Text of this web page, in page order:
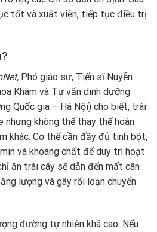
tốt và xuất viện, tiếp tục điều trị
Phó giáo sư, Tiến sĩ Nuyễn
Khám và Tư vấn dinh dưỡng
Quốc gia – Hà Nội) cho biết, trái
không thể thay thế hoàn
khác. Cơ thể cần đầy đủ tinh bột,
và khoáng chất để duy trì hoạt
ăn trái cây sẽ dẫn đến mất cân
lượng và gây rối loạn chuyển
đường tự nhiên khá cao. Nếu